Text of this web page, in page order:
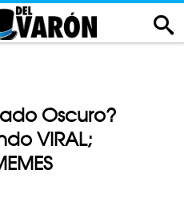
Oscuro?
VIRAL;